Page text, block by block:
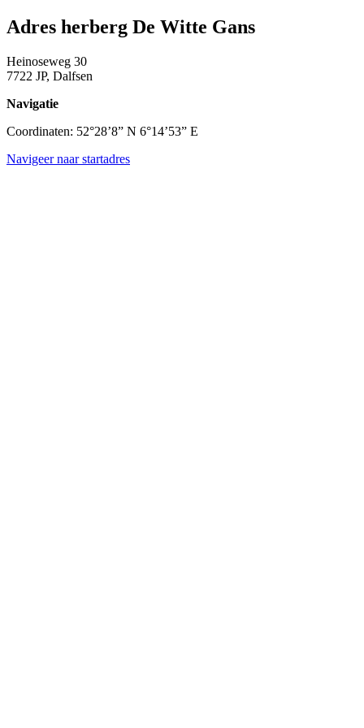
Adres herberg De Witte Gans
Heinoseweg 30
7722 JP, Dalfsen
Navigatie
Coordinaten: 52°28’8” N 6°14’53” E
Navigeer naar startadres